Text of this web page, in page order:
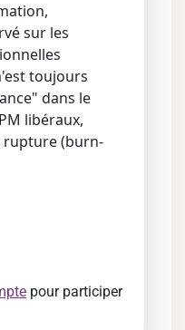
sur les
toujours
dans le
libéraux,
rupture (burn-
pour participer